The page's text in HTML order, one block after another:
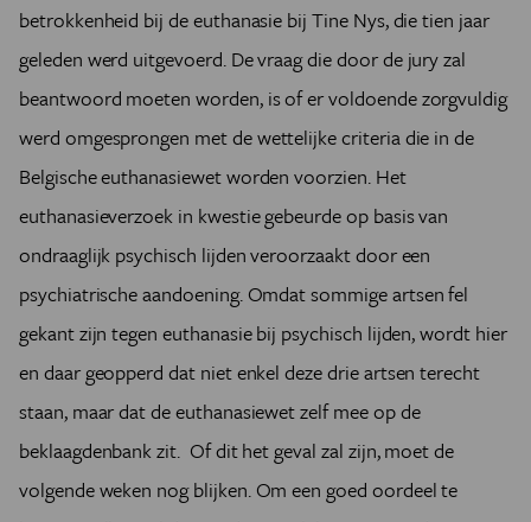
betrokkenheid bij de euthanasie bij Tine Nys, die tien jaar
geleden werd uitgevoerd. De vraag die door de jury zal
beantwoord moeten worden, is of er voldoende zorgvuldig
werd omgesprongen met de wettelijke criteria die in de
Belgische euthanasiewet worden voorzien. Het
euthanasieverzoek in kwestie gebeurde op basis van
ondraaglijk psychisch lijden veroorzaakt door een
psychiatrische aandoening. Omdat sommige artsen fel
gekant zijn tegen euthanasie bij psychisch lijden, wordt hier
en daar geopperd dat niet enkel deze drie artsen terecht
staan, maar dat de euthanasiewet zelf mee op de
beklaagdenbank zit. Of dit het geval zal zijn, moet de
volgende weken nog blijken. Om een goed oordeel te